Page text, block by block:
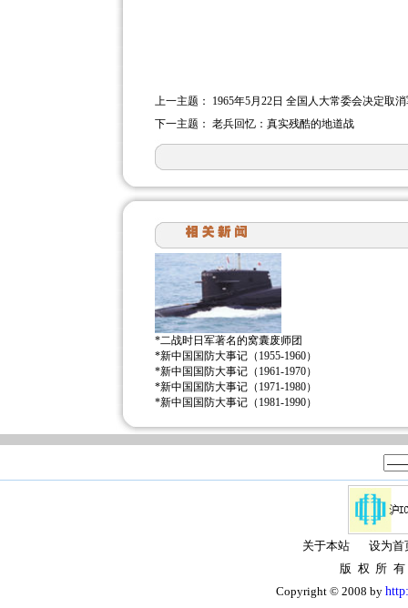
上一主题： 1965年5月22日 全国人大常委会决定取
下一主题： 老兵回忆：真实残酷的地道战
*二战时日军著名的窝囊废师团
*新中国国防大事记（1955-1960）
*新中国国防大事记（1961-1970）
*新中国国防大事记（1971-1980）
*新中国国防大事记（1981-1990）